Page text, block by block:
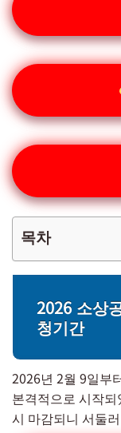
목차
2026 소상
청기간
2026년 2월 9일부
본격적으로 시작
시 마감되니 서둘